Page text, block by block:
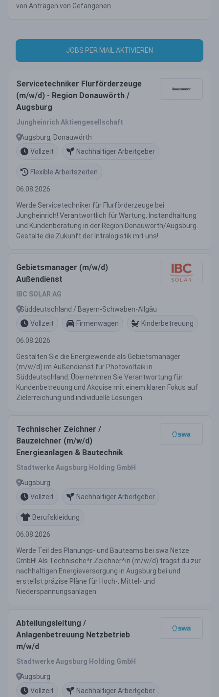
von Anträgen von Gefangenen.
JOBS PER MAIL AKTIVIEREN
Servicetechniker Flurförderzeuge
(m/w/d) - Region Donauwörth /
Augsburg
Jungheinrich Aktiengesellschaft
Augsburg, Donauwörth
Vollzeit
Nachhaltiger Arbeitgeber
Flexible Arbeitszeiten
06.08.2026
Werde Servicetechniker für Flurförderzeuge bei
Jungheinrich! Verantwortlich für Wartung, Instandhaltung
und Kundenberatung in der Region Donauwörth/Augsburg.
Gestalte die Zukunft der Intralogistik mit uns!
Gebietsmanager (m/w/d)
Außendienst
IBC SOLAR AG
Süddeutschland / Bayern-Schwaben-Allgäu
Vollzeit
Firmenwagen Kinderbetreuung
06.08.2026
Gestalten Sie die Energiewende als Gebietsmanager
(m/w/d) im Außendienst für Photovoltaik in
Süddeutschland. Übernehmen Sie Verantwortung für
Kundenbetreuung und Akquise mit einem klaren Fokus auf
Zielerreichung und individuelle Lösungen.
Technischer Zeichner /
Bauzeichner (m/w/d)
Energieanlagen & Bautechnik
Stadtwerke Augsburg Holding GmbH
Augsburg
Vollzeit
Nachhaltiger Arbeitgeber
Berufskleidung
06.08.2026
Werde Teil des Planungs- und Bauteams bei swa Netze
GmbH! Als Technische*r Zeichner*in (m/w/d) trägst du zur
nachhaltigen Energieversorgung in Augsburg bei und
erstellst präzise Pläne für Hoch-, Mittel- und
Niederspannungsanlagen.
Abteilungsleitung /
Anlagenbetreuung Netzbetrieb
m/w/d
Stadtwerke Augsburg Holding GmbH
Augsburg
Vollzeit
Nachhaltiger Arbeitgeber